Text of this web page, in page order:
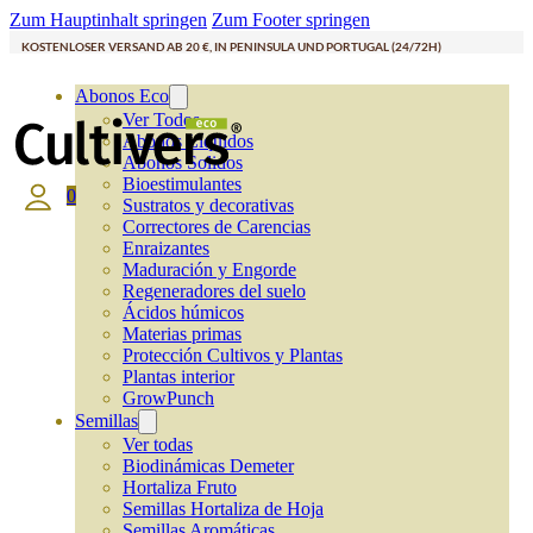
Zum Hauptinhalt springen Zum Footer springen
KOSTENLOSER VERSAND AB 20 €, IN PENINSULA UND PORTUGAL (24/72H)
Abonos Eco
Ver Todos
Abonos Líquidos
Abonos Solidos
Bioestimulantes
Sustratos y decorativas
Correctores de Carencias
Enraizantes
Maduración y Engorde
Regeneradores del suelo
Ácidos húmicos
Materias primas
Protección Cultivos y Plantas
Plantas interior
GrowPunch
Semillas
Ver todas
Biodinámicas Demeter
Hortaliza Fruto
Semillas Hortaliza de Hoja
0